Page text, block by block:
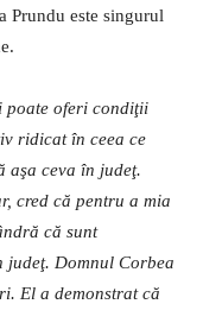
Prundu este singurul
poate oferi condiţii
ridicat în ceea ce
aşa ceva în judeţ.
cred că pentru a mia
că sunt
judeţ. Domnul Corbea
El a demonstrat că